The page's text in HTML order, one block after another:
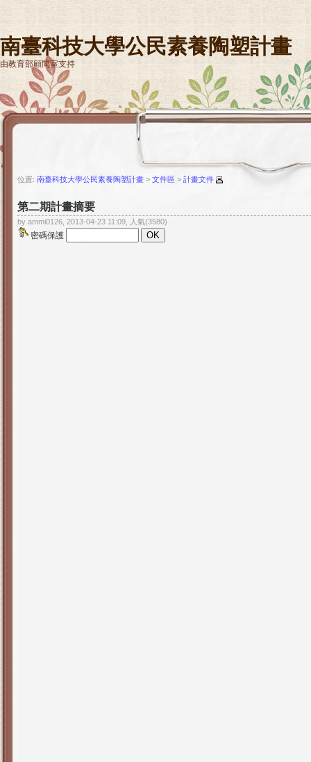
南臺科技大學公民素養陶塑計畫
由教育部顧問室支持
位置: 南臺科技大學公民素養陶塑計畫 > 文件區 > 計畫文件
第二期計畫摘要
by ammi0126, 2013-04-23 11:09, 人氣(3580)
密碼保護